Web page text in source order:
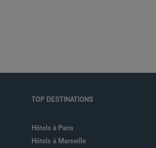
TOP DESTINATIONS
Hôtels à Paris
Hôtels à Marseille